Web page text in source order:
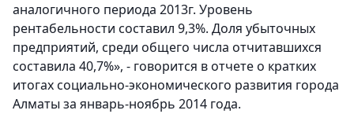
аналогичного периода 2013г. Уровень
рентабельности составил 9,3%. Доля убыточных
предприятий, среди общего числа отчитавшихся
составила 40,7%», - говорится в отчете о кратких
итогах социально-экономического развития города
Алматы за январь-ноябрь 2014 года.